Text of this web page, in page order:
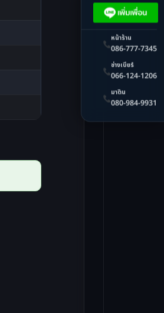
หน้าร้าน
086-777-7345
ช่างเบียร์
066-124-1206
มาติน
080-984-9931